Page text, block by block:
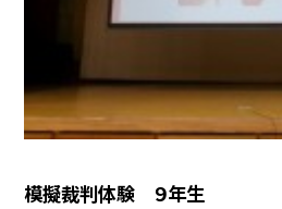
模擬裁判体験 ９年生